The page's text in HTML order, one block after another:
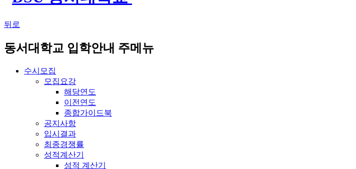
뒤로
동서대학교 입학안내 주메뉴
수시모집
모집요강
해당연도
이전연도
종합가이드북
공지사항
입시결과
최종경쟁률
성적계산기
성적 계산기